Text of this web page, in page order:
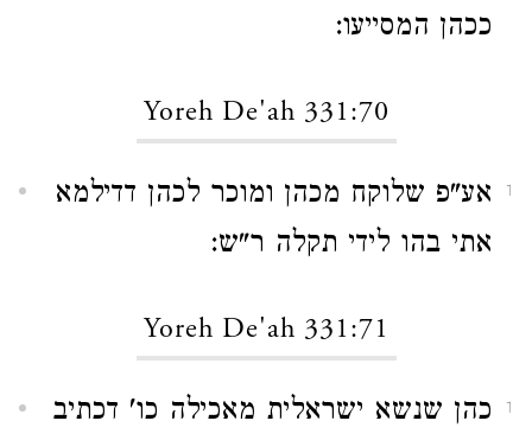
ככהן המסייעו:
Yoreh De'ah 331:70
1
אע"פ שלוקח מכהן ומוכר לכהן דדילמא
אתי בהו לידי תקלה ר"ש:
Yoreh De'ah 331:71
1
כהן שנשא ישראלית מאכילה כו' דכתיב